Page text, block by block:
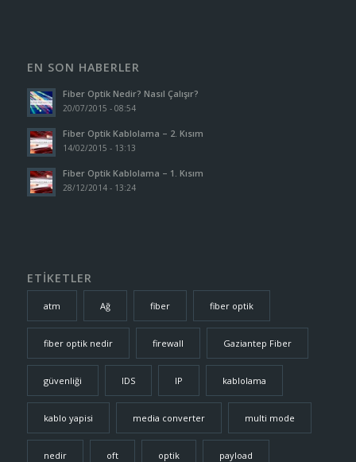
EN SON HABERLER
Fiber Optik Nedir? Nasıl Çalışır?
20/07/2015 - 08:54
Fiber Optik Kablolama – 2. Kısım
14/02/2015 - 13:13
Fiber Optik Kablolama – 1. Kısım
28/12/2014 - 13:24
ETİKETLER
atm Ağ fiber fiber optik
fiber optik nedir firewall Gaziantep Fiber
güvenliği IDS IP kablolama
kablo yapisi media converter multi mode
nedir oft optik payload